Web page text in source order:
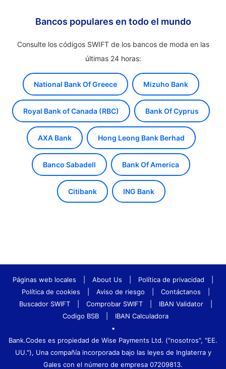
Bancos populares en todo el mundo
Consulte los códigos SWIFT de los bancos de moda en las
últimas 24 horas:
National Bank Of Greece Mizuho Bank
Royal Bank of Canada (RBC) Bank Of Cyprus
AXA Bank Hong Leong Bank Berhad
Banco Sabadell Bank Of America
Citibank ING Bank
Páginas web locales About Us Política de privacidad
Política de cookies
Aviso de riesgo Contáctanos
Buscador SWIFT
Comprobar SWIFT IBAN Validator
Codigo BSB
IBAN Calculadora
•
Bank.Codes es propiedad de Wise Payments Ltd. ("nosotros", "EE.
UU."), Una compañía incorporada bajo las leyes de Inglaterra y
Gales con el número de empresa 07209813.